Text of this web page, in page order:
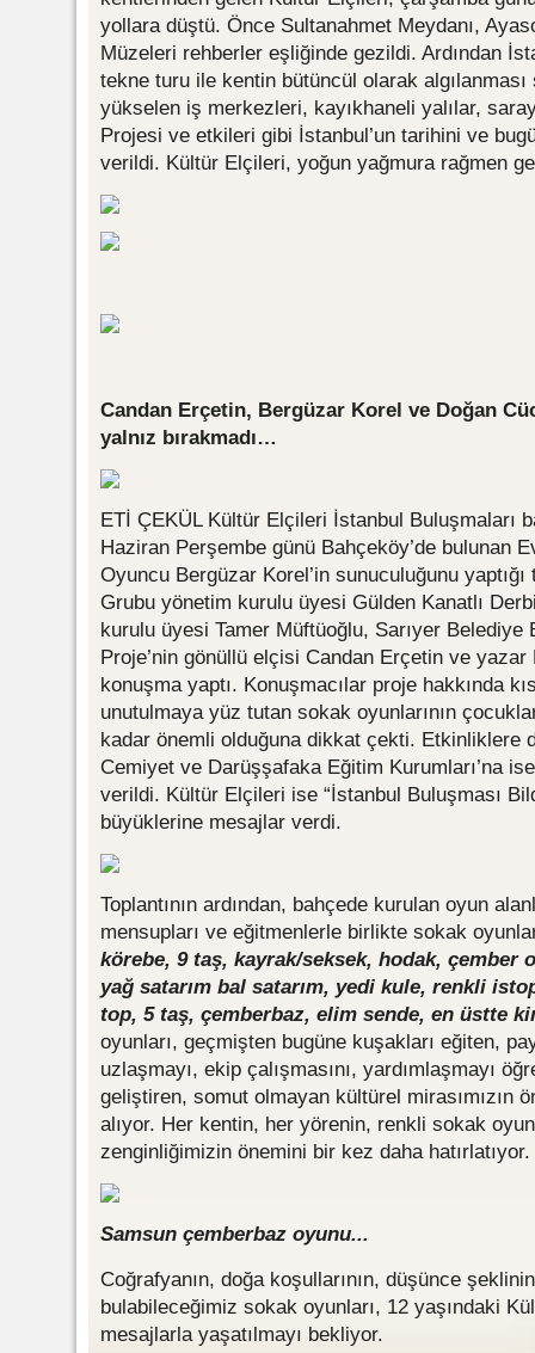
yollara düştü. Önce Sultanahmet Meydanı,
Müzeleri rehberler eşliğinde gezildi. Ardından
tekne turu ile kentin bütüncül olarak algılanması
yükselen iş merkezleri, kayıkhaneli yalılar,
Projesi ve etkileri gibi İstanbul’un tarihini ve
verildi. Kültür Elçileri, yoğun yağmura rağmen
Candan Erçetin, Bergüzar Korel ve Doğan
yalnız bırakmadı…
ETİ ÇEKÜL Kültür Elçileri İstanbul Buluşmaları
Haziran Perşembe günü Bahçeköy’de bulunan
Oyuncu Bergüzar Korel’in sunuculuğunu
Grubu yönetim kurulu üyesi Gülden Kanatlı
kurulu üyesi Tamer Müftüoğlu, Sarıyer Belediye
Proje’nin gönüllü elçisi Candan Erçetin ve
konuşma yaptı. Konuşmacılar proje hakkında
unutulmaya yüz tutan sokak oyunlarının
kadar önemli olduğuna dikkat çekti. Etkinliklere
Cemiyet ve Darüşşafaka Eğitim Kurumları’na
verildi. Kültür Elçileri ise “İstanbul Buluşması
büyüklerine mesajlar verdi.
Toplantının ardından, bahçede kurulan oyun
mensupları ve eğitmenlerle birlikte sokak
körebe, 9 taş, kayrak/seksek, hodak, çember
yağ satarım bal satarım, yedi kule, renkli
top, 5 taş, çemberbaz, elim sende, en üstte
oyunları, geçmişten bugüne kuşakları eğiten,
uzlaşmayı, ekip çalışmasını, yardımlaşmayı
geliştiren, somut olmayan kültürel mirasımızın
alıyor. Her kentin, her yörenin, renkli sokak
zenginliğimizin önemini bir kez daha hatırlatıyor.
Samsun çemberbaz oyunu...
Coğrafyanın, doğa koşullarının, düşünce
bulabileceğimiz sokak oyunları, 12 yaşındaki
mesajlarla yaşatılmayı bekliyor.